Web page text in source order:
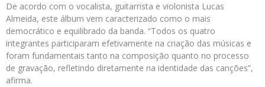
De acordo com o vocalista, guitarrista e violonista Lucas
Almeida, este álbum vem caracterizado como o mais
democrático e equilibrado da banda. “Todos os quatro
integrantes participaram efetivamente na criação das músicas e
foram fundamentais tanto na composição quanto no processo
de gravação, refletindo diretamente na identidade das canções”,
afirma.